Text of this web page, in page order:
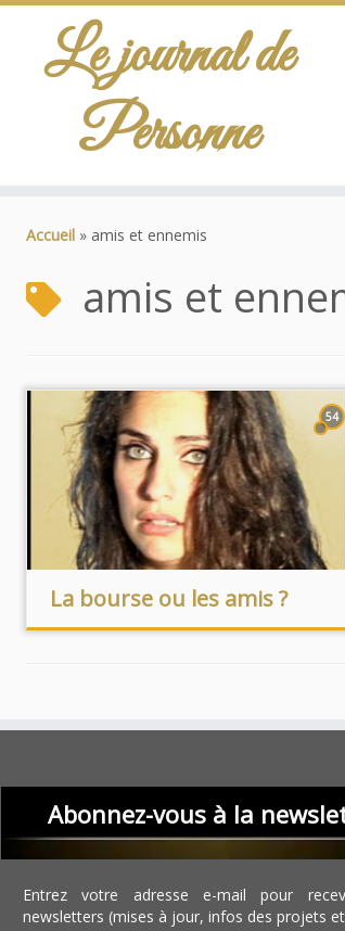
Le journal de
Personne
Accueil » amis et ennemis
amis et
54
La bourse ou les amis ?
Abonnez-vous à la
Entrez votre adresse e-mail pour
newsletters (mises à jour, infos des projets